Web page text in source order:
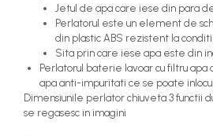
Jetul de apa care iese din para
Perlatorul este un element de
din plastic ABS rezistent la
Sita prin care iese apa este din
Perlatorul baterie lavoar cu filtru apa
apa anti-impuritati ce se poate inlocui
Dimensiunile perlator chiuveta 3 functii
se regasesc in imagini